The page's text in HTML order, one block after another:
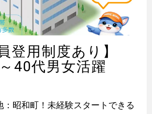
登用制度あり】
40代男女活躍
：昭和町！未経験スタートできる